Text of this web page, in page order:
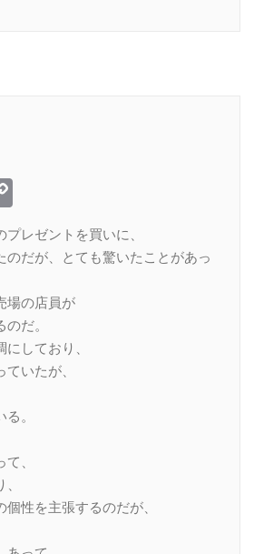
Link
レゼントを買いに、
のだが、とても驚いたことがあっ
場の店員が
だ。
しており、
いたが、
。
、
性を主張するのだが、